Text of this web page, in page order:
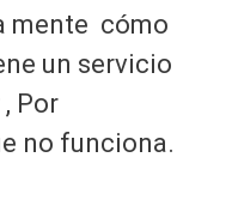
mente cómo
un servicio
Por
no funciona.